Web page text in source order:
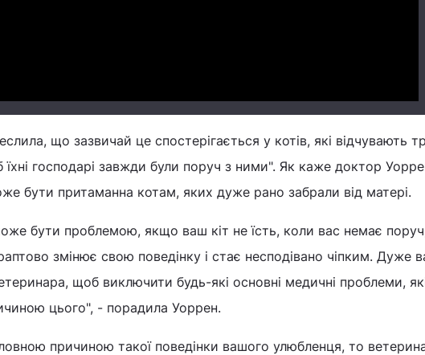
що зазвичай це спостерігається у котів, які відчувають
господарі завжди були поруч з ними". Як каже доктор
бути притаманна котам, яких дуже рано забрали від матері.
бути проблемою, якщо ваш кіт не їсть, коли вас немає
змінює свою поведінку і стає несподівано чіпким. Дуже
щоб виключити будь-які основні медичні проблеми,
цього", - порадила Уоррен.
причиною такої поведінки вашого улюбленця, то